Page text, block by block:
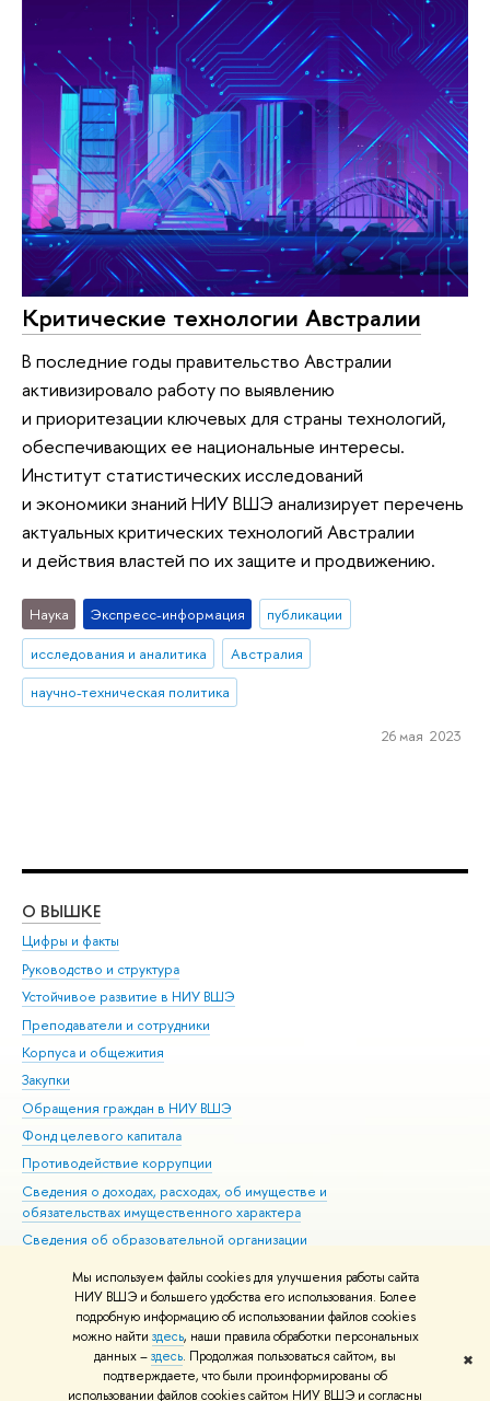
Мы используем файлы cookies для улучшения работы сайта
НИУ ВШЭ и большего удобства его использования. Более
подробную информацию об использовании файлов cookies
можно найти здесь, наши правила обработки персональных
данных –здесь. Продолжая пользоваться сайтом, вы
подтверждаете, что были проинформированы об
использовании файлов cookies сайтом НИУ ВШЭ и согласны
✖
Критические технологии Австралии
В последние годы правительство Австралии
активизировало работу по выявлению
и приоритезации ключевых для страны технологий,
обеспечивающих ее национальные интересы.
Институт статистических исследований
и экономики знаний НИУ ВШЭ анализирует перечень
актуальных критических технологий Австралии
и действия властей по их защите и продвижению.
Наука Экспресс-информация
публикации
исследования и аналитика
Австралия
научно-техническая политика
26 мая 2023
О ВЫШКЕ
Цифры и факты
Руководство и структура
Устойчивое развитие в НИУ ВШЭ
Преподаватели и сотрудники
Корпуса и общежития
Закупки
Обращения граждан в НИУ ВШЭ
Фонд целевого капитала
Противодействие коррупции
Сведения о доходах, расходах, об имуществе и
обязательствах имущественного характера
Сведения об образовательной организации
Людям с ограниченными возможностями здоровья
Единая платежная страница
Работа в Вышке
© НИУ ВШЭ 1993–2026 Адреса и контакты Условия использования